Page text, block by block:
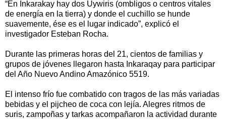
“En Inkarakay hay dos Uywiris (ombligos o centros vitales
de energía en la tierra) y donde el cuchillo se hunde
suavemente, ése es el lugar indicado”, explicó el
investigador Esteban Rocha.
Durante las primeras horas del 21, cientos de familias y
grupos de jóvenes llegaron hasta Inkaraqay para participar
del Año Nuevo Andino Amazónico 5519.
El intenso frío fue combatido con tragos de las más variadas
bebidas y el pijcheo de coca con lejía. Alegres ritmos de
suris, zampoñas y tarkas acompañaron la actividad durante